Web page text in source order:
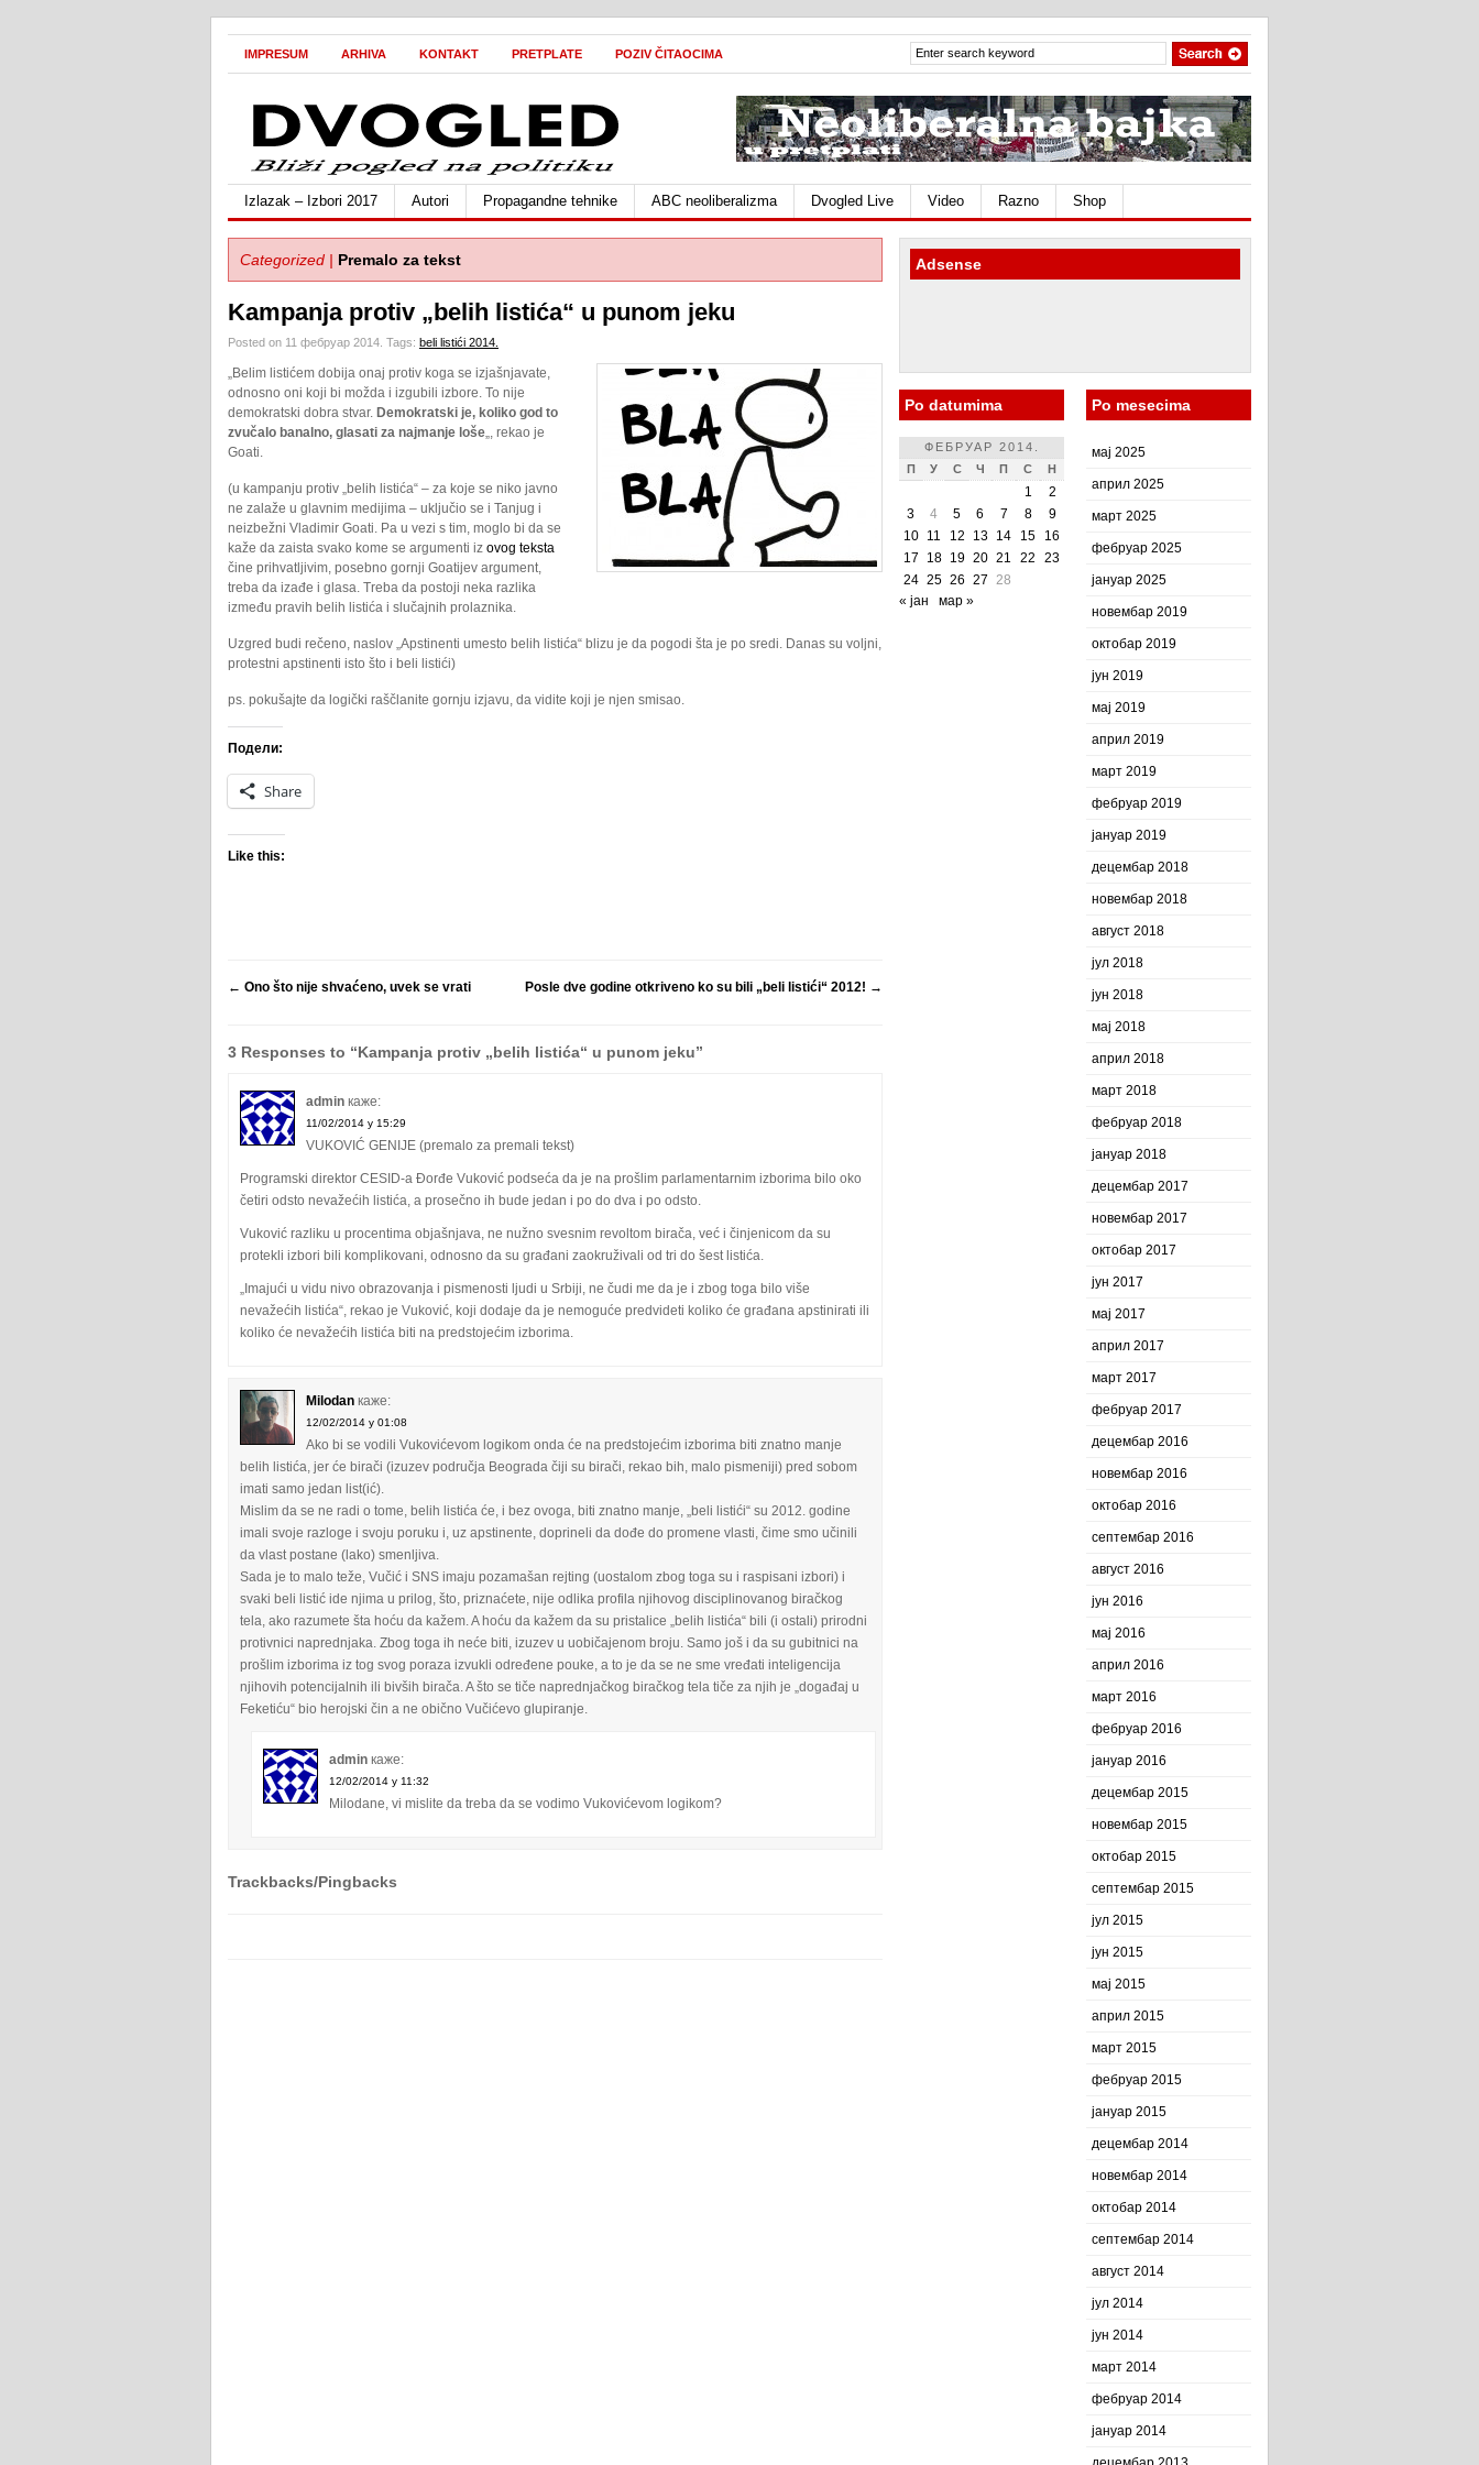
IMPRESUM ARHIVA KONTAKT PRETPLATE POZIV ČITAOCIMA
Izlazak – Izbori 2017 Autori Propagandne tehnike ABC neoliberalizma Dvogled Live Video Razno Shop
Categorized | Premalo za tekst
Kampanja protiv „belih listića“ u punom jeku
Posted on 11 фебруар 2014. Tags: beli listići 2014.
„Belim listićem dobija onaj protiv koga se izjašnjavate,
odnosno oni koji bi možda i izgubili izbore. To nije
demokratski dobra stvar. Demokratski je, koliko god to
zvučalo banalno, glasati za najmanje loše„, rekao je
Goati.
(u kampanju protiv „belih listića“ – za koje se niko javno
ne zalaže u glavnim medijima – uključio se i Tanjug i
neizbežni Vladimir Goati. Pa u vezi s tim, moglo bi da se
kaže da zaista svako kome se argumenti iz ovog teksta
čine prihvatljivim, posebno gornji Goatijev argument,
treba da izađe i glasa. Treba da postoji neka razlika
između pravih belih listića i slučajnih prolaznika.
Uzgred budi rečeno, naslov „Apstinenti umesto belih listića“ blizu je da pogodi šta je po sredi. Danas su voljni,
protestni apstinenti isto što i beli listići)
ps. pokušajte da logički raščlanite gornju izjavu, da vidite koji je njen smisao.
Подели:
Share
Like this:
← Ono što nije shvaćeno, uvek se vrati Posle dve godine otkriveno ko su bili „beli listići“ 2012! →
3 Responses to “Kampanja protiv „belih listića“ u punom jeku”
admin каже:
11/02/2014 у 15:29
VUKOVIĆ GENIJE (premalo za premali tekst)
Programski direktor CESID-a Ðorđe Vuković podseća da je na prošlim parlamentarnim izborima bilo oko
četiri odsto nevažećih listića, a prosečno ih bude jedan i po do dva i po odsto.
Vuković razliku u procentima objašnjava, ne nužno svesnim revoltom birača, već i činjenicom da su
protekli izbori bili komplikovani, odnosno da su građani zaokruživali od tri do šest listića.
„Imajući u vidu nivo obrazovanja i pismenosti ljudi u Srbiji, ne čudi me da je i zbog toga bilo više
nevažećih listića“, rekao je Vuković, koji dodaje da je nemoguće predvideti koliko će građana apstinirati ili
koliko će nevažećih listića biti na predstojećim izborima.
Milodan каже:
12/02/2014 у 01:08
Ako bi se vodili Vukovićevom logikom onda će na predstojećim izborima biti znatno manje
belih listića, jer će birači (izuzev područja Beograda čiji su birači, rekao bih, malo pismeniji) pred sobom
imati samo jedan list(ić).
Mislim da se ne radi o tome, belih listića će, i bez ovoga, biti znatno manje, „beli listići“ su 2012. godine
imali svoje razloge i svoju poruku i, uz apstinente, doprineli da dođe do promene vlasti, čime smo učinili
da vlast postane (lako) smenljiva.
Sada je to malo teže, Vučić i SNS imaju pozamašan rejting (uostalom zbog toga su i raspisani izbori) i
svaki beli listić ide njima u prilog, što, priznaćete, nije odlika profila njihovog disciplinovanog biračkog
tela, ako razumete šta hoću da kažem. A hoću da kažem da su pristalice „belih listića“ bili (i ostali) prirodni
protivnici naprednjaka. Zbog toga ih neće biti, izuzev u uobičajenom broju. Samo još i da su gubitnici na
prošlim izborima iz tog svog poraza izvukli određene pouke, a to je da se ne sme vređati inteligencija
njihovih potencijalnih ili bivših birača. A što se tiče naprednjačkog biračkog tela tiče za njih je „događaj u
Feketiću“ bio herojski čin a ne obično Vučićevo glupiranje.
admin каже:
12/02/2014 у 11:32
Milodane, vi mislite da treba da se vodimo Vukovićevom logikom?
Trackbacks/Pingbacks
Adsense
Po datumima
ФЕБРУАР 2014.
П
У С Ч П С Н
1
2
3
4 5 6 7 8
9
10
11 12 13 14 15
16
17
18 19 20 21 22
23
24 25 26 27 28
« јан
мар »
Po mesecima
мај 2025
април 2025
март 2025
фебруар 2025
јануар 2025
новембар 2019
октобар 2019
јун 2019
мај 2019
април 2019
март 2019
фебруар 2019
јануар 2019
децембар 2018
новембар 2018
август 2018
јул 2018
јун 2018
мај 2018
април 2018
март 2018
фебруар 2018
јануар 2018
децембар 2017
новембар 2017
октобар 2017
јун 2017
мај 2017
април 2017
март 2017
фебруар 2017
децембар 2016
новембар 2016
октобар 2016
септембар 2016
август 2016
јун 2016
мај 2016
април 2016
март 2016
фебруар 2016
јануар 2016
децембар 2015
новембар 2015
октобар 2015
септембар 2015
јул 2015
јун 2015
мај 2015
април 2015
март 2015
фебруар 2015
јануар 2015
децембар 2014
новембар 2014
октобар 2014
септембар 2014
август 2014
јул 2014
јун 2014
март 2014
фебруар 2014
јануар 2014